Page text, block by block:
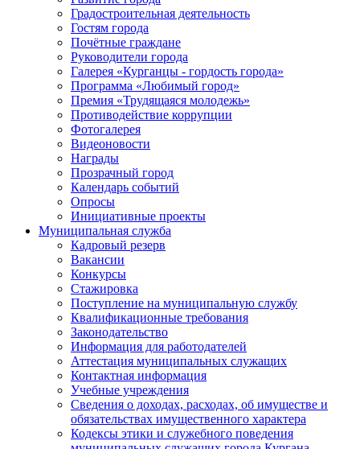
Градостроительная деятельность
Гостям города
Почётные граждане
Руководители города
Галерея «Курганцы - гордость города»
Программа «Любимый город»
Премия «Трудящаяся молодежь»
Противодействие коррупции
Фотогалерея
Видеоновости
Награды
Прозрачный город
Календарь событий
Опросы
Инициативные проекты
Муниципальная служба
Кадровый резерв
Вакансии
Конкурсы
Стажировка
Поступление на муниципальную службу
Квалификационные требования
Законодательство
Информация для работодателей
Аттестация муниципальных служащих
Контактная информация
Учебные учреждения
Сведения о доходах, расходах, об имуществе и
обязательствах имущественного характера
Кодексы этики и служебного поведения